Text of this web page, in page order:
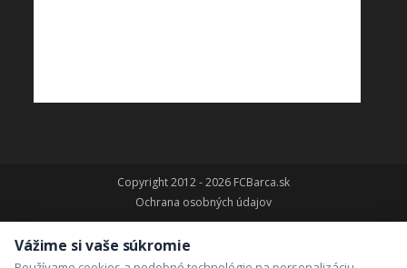
Copyright 2012 - 2026 FCBarca.sk
Ochrana osobných údajov
Vážime si vaše súkromie